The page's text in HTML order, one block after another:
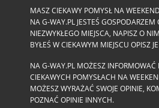
MASZ CIEKAWY POMYSŁ NA
NA G-WAY.PL JESTEŚ GOSPODARZEM
NIEZWYKŁEGO MIEJSCA, NAPISZ O
BYŁEŚ W CIEKAWYM MIEJSCU OPISZ
NA G-WAY.PL MOŻESZ INFORMOWAĆ
CIEKAWYCH POMYSŁACH NA
MOŻESZ WYRAŻAĆ SWOJE OPINIE,
POZNAĆ OPINIE INNYCH.